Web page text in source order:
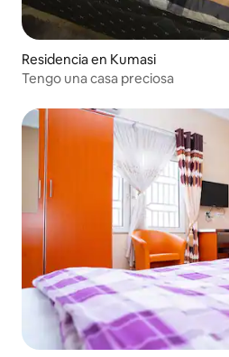
Residencia en Kumasi
Tengo una casa preciosa